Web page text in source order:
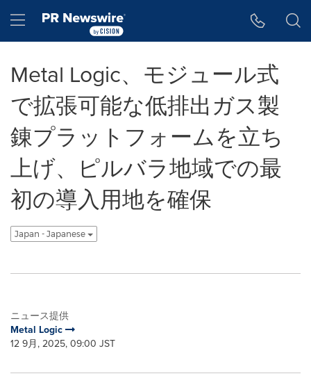
Hamburger menu
Metal Logic、モジュール式
で拡張可能な低排出ガス製
錬プラットフォームを立ち
上げ、ピルバラ地域での最
初の導入用地を確保
Japan - Japanese
ニュース提供
Metal Logic
12 9月, 2025, 09:00 JST